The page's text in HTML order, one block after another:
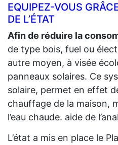
EQUIPEZ-VOUS
DE L’ÉTAT
Afin de réduire la
de type bois, fuel ou
autre moyen, à visée
panneaux solaires. Ce
solaire, permet en effet
chauffage de la maison,
l’eau chaude. aide de
L’état a mis en place le